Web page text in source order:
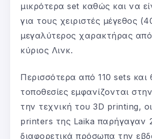
μικρότερα set καθώς και να
για τους χειριστές μέγεθος
μεγαλύτερος χαρακτήρας
κύριος Λινκ.
Περισσότερα από 110 sets και
τοποθεσίες εμφανίζονται
την τεχνική του 3D printing,
printers της Laika παρήγαγαν
διαφορετικά πρόσωπα την